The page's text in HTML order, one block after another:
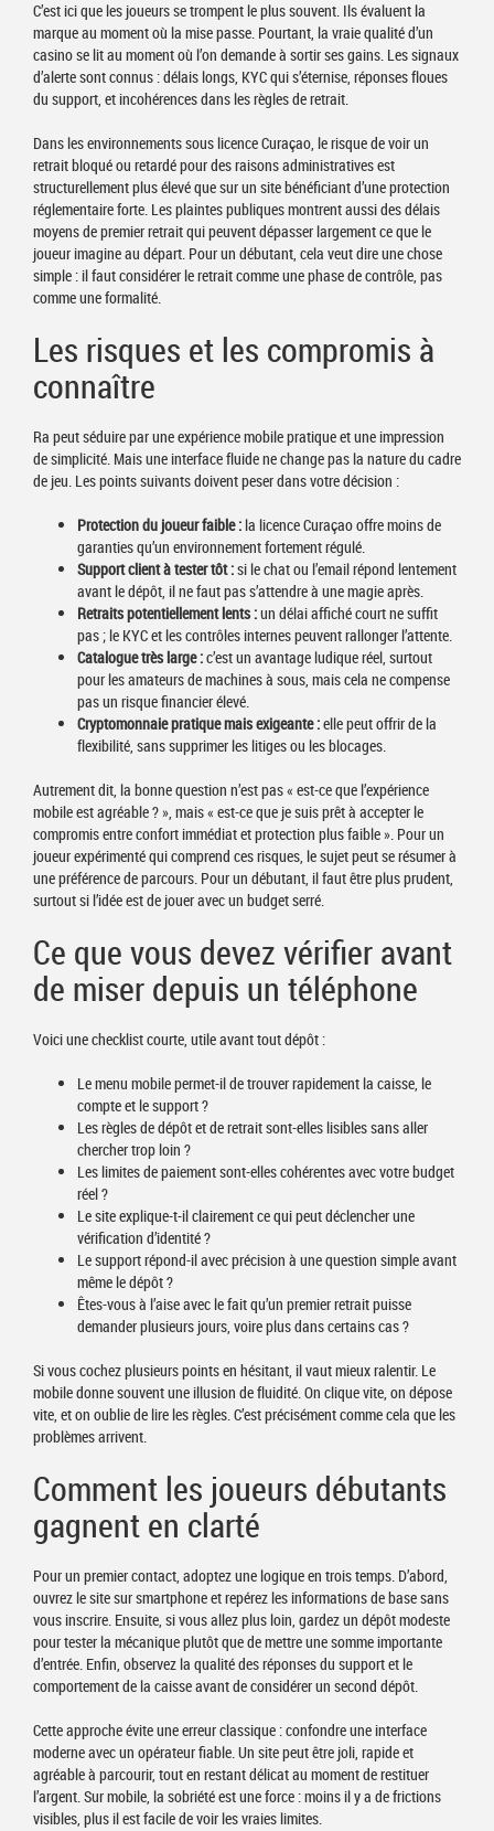
C’est ici que les joueurs se trompent le plus souvent. Ils évaluent la
marque au moment où la mise passe. Pourtant, la vraie qualité d’un
casino se lit au moment où l’on demande à sortir ses gains. Les signaux
d’alerte sont connus : délais longs, KYC qui s’éternise, réponses floues
du support, et incohérences dans les règles de retrait.
Dans les environnements sous licence Curaçao, le risque de voir un
retrait bloqué ou retardé pour des raisons administratives est
structurellement plus élevé que sur un site bénéficiant d’une protection
réglementaire forte. Les plaintes publiques montrent aussi des délais
moyens de premier retrait qui peuvent dépasser largement ce que le
joueur imagine au départ. Pour un débutant, cela veut dire une chose
simple : il faut considérer le retrait comme une phase de contrôle, pas
comme une formalité.
Les risques et les compromis à
connaître
Ra peut séduire par une expérience mobile pratique et une impression
de simplicité. Mais une interface fluide ne change pas la nature du cadre
de jeu. Les points suivants doivent peser dans votre décision :
Protection du joueur faible :la licence Curaçao offre moins de
garanties qu’un environnement fortement régulé.
Support client à tester tôt :si le chat ou l’email répond lentement
avant le dépôt, il ne faut pas s’attendre à une magie après.
Retraits potentiellement lents :un délai affiché court ne suffit
pas ; le KYC et les contrôles internes peuvent rallonger l’attente.
Catalogue très large :c’est un avantage ludique réel, surtout
pour les amateurs de machines à sous, mais cela ne compense
pas un risque financier élevé.
Cryptomonnaie pratique mais exigeante :elle peut offrir de la
flexibilité, sans supprimer les litiges ou les blocages.
Autrement dit, la bonne question n’est pas « est-ce que l’expérience
mobile est agréable ? », mais « est-ce que je suis prêt à accepter le
compromis entre confort immédiat et protection plus faible ». Pour un
joueur expérimenté qui comprend ces risques, le sujet peut se résumer à
une préférence de parcours. Pour un débutant, il faut être plus prudent,
surtout si l’idée est de jouer avec un budget serré.
Ce que vous devez vérifier avant
de miser depuis un téléphone
Voici une checklist courte, utile avant tout dépôt :
Le menu mobile permet-il de trouver rapidement la caisse, le
compte et le support ?
Les règles de dépôt et de retrait sont-elles lisibles sans aller
chercher trop loin ?
Les limites de paiement sont-elles cohérentes avec votre budget
réel ?
Le site explique-t-il clairement ce qui peut déclencher une
vérification d’identité ?
Le support répond-il avec précision à une question simple avant
même le dépôt ?
Êtes-vous à l’aise avec le fait qu’un premier retrait puisse
demander plusieurs jours, voire plus dans certains cas ?
Si vous cochez plusieurs points en hésitant, il vaut mieux ralentir. Le
mobile donne souvent une illusion de fluidité. On clique vite, on dépose
vite, et on oublie de lire les règles. C’est précisément comme cela que les
problèmes arrivent.
Comment les joueurs débutants
gagnent en clarté
Pour un premier contact, adoptez une logique en trois temps. D’abord,
ouvrez le site sur smartphone et repérez les informations de base sans
vous inscrire. Ensuite, si vous allez plus loin, gardez un dépôt modeste
pour tester la mécanique plutôt que de mettre une somme importante
d’entrée. Enfin, observez la qualité des réponses du support et le
comportement de la caisse avant de considérer un second dépôt.
Cette approche évite une erreur classique : confondre une interface
moderne avec un opérateur fiable. Un site peut être joli, rapide et
agréable à parcourir, tout en restant délicat au moment de restituer
l’argent. Sur mobile, la sobriété est une force : moins il y a de frictions
visibles, plus il est facile de voir les vraies limites.